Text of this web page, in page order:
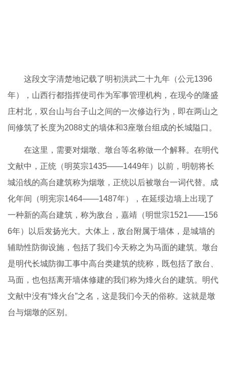
这段文字清楚地记载了明初洪武二十九年（公元1396
年），山西行都指挥使司作为军事管理机构，在现今的隆盛
庄村北，双台山与台子山之间的一次修边行为，即在两山之
间修筑了长度为2088丈的墙体和3座墩台组成的长城隘口。
在这里，需要对烟墩、墩台等名称做一个解释。在明代
文献中，正统（明英宗1435——1449年）以前，明朝将长
城沿线的高台建筑称为烟墩，正统以后被墩台一词代替。成
化年间（明宪宗1464——1487年），在延绥边墙上出现了
一种新的高台建筑，称为敌台，嘉靖（明世宗1521——156
6年）以后发扬光大。大体上，敌台附属于墙体，是城墙的
辅助性防御设施，包括了我们今天称之为马面的建筑。墩台
是明代长城防御工事中高台类建筑的统称，既包括了敌台、
马面，也包括离开墙体修建的我们称为烽火台的建筑。明代
文献中没有“烽火台”之名，这是我们今天的俗称。这就是墩
台与烟墩的区别。